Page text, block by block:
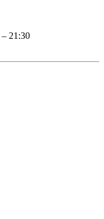
– 21:30